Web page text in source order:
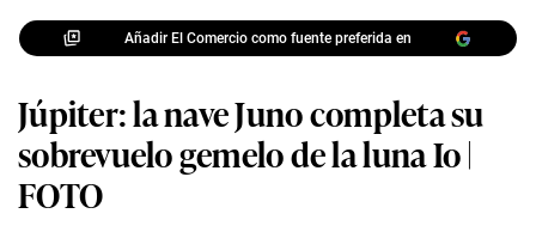
Añadir El Comercio como fuente preferida en
Júpiter: la nave Juno completa su
sobrevuelo gemelo de la luna Io |
FOTO